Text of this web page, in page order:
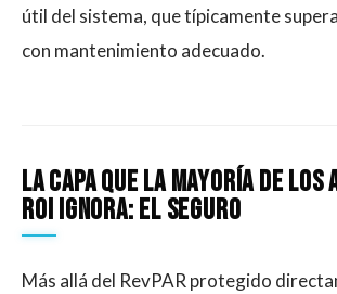
útil del sistema, que típicamente
con mantenimiento adecuado.
La Capa Que La Mayoría De
ROI Ignora: El Seguro
Más allá del RevPAR protegido